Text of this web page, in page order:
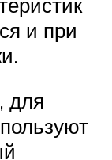
и при
для